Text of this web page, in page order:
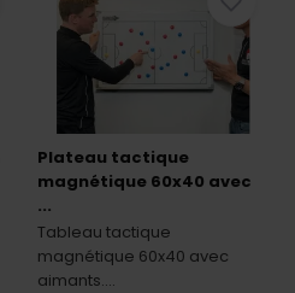
Plateau tactique
magnétique 60x40 avec
...
Tableau tactique
magnétique 60x40 avec
aimants....